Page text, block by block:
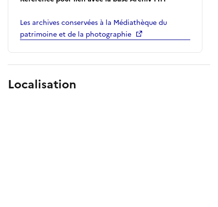
Les archives conservées à la Médiathèque du
patrimoine et de la photographie
Localisation